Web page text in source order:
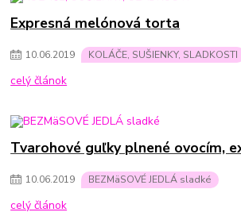
Expresná melónová torta
10.06.2019 KOLÁČE, SUŠIENKY, SLADKOSTI
celý článok
Tvarohové guľky plnené ovocím,
10.06.2019 BEZMäSOVÉ JEDLÁ sladké
celý článok